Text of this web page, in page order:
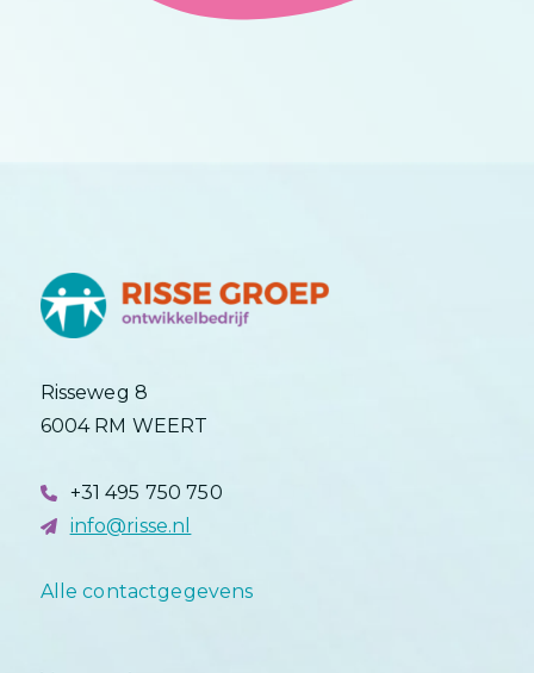
Risseweg 8
6004 RM WEERT
+31 495 750 750
info@risse.nl
Alle contactgegevens